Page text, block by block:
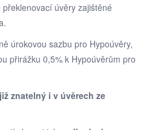
úvěry zajištěné
úrokovou sazbu pro Hypoúvěry,
přirážku 0,5% k Hypoúvěrům pro
znatelný i v úvěrech ze